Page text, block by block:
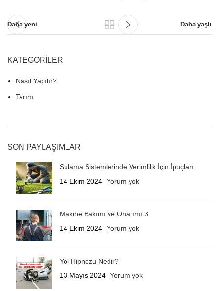
Daha yeni Daha yaşlı
KATEGORILER
Nasıl Yapılır?
Tarım
SON PAYLAŞIMLAR
Sulama Sistemlerinde Verimlilik İçin İpuçları
14 Ekim 2024 Yorum yok
Makine Bakımı ve Onarımı 3
14 Ekim 2024 Yorum yok
Yol Hipnozu Nedir?
13 Mayıs 2024 Yorum yok